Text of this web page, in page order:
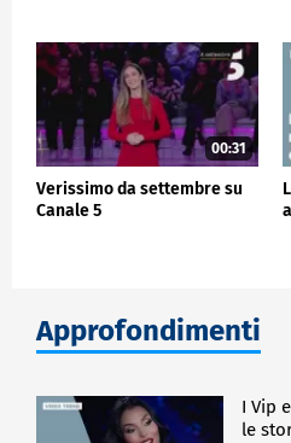
00:31
Verissimo da settembre su
Canale 5
Approfondimenti
I Vip
le